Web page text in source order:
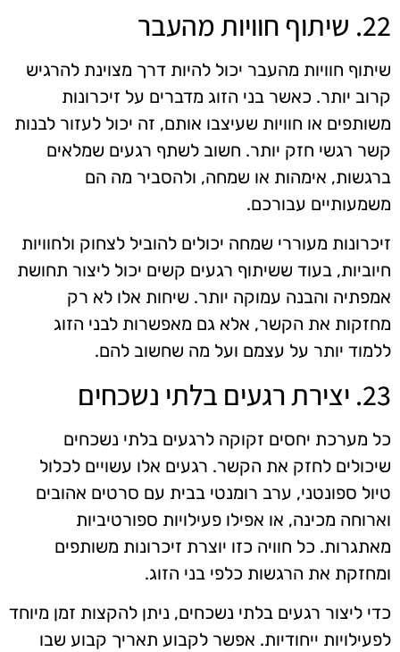
22. שיתוף חוויות מהעבר
שיתוף חוויות מהעבר יכול להיות דרך מצוינת להרגיש
קרוב יותר. כאשר בני הזוג מדברים על זיכרונות
משותפים או חוויות שעיצבו אותם, זה יכול לעזור לבנות
קשר רגשי חזק יותר. חשוב לשתף רגעים שמלאים
ברגשות, אימהות או שמחה, ולהסביר מה הם
משמעותיים עבורכם.
זיכרונות מעוררי שמחה יכולים להוביל לצחוק ולחוויות
חיוביות, בעוד ששיתוף רגעים קשים יכול ליצור תחושת
אמפתיה והבנה עמוקה יותר. שיחות אלו לא רק
מחזקות את הקשר, אלא גם מאפשרות לבני הזוג
ללמוד יותר על עצמם ועל מה שחשוב להם.
23. יצירת רגעים בלתי נשכחים
כל מערכת יחסים זקוקה לרגעים בלתי נשכחים
שיכולים לחזק את הקשר. רגעים אלו עשויים לכלול
טיול ספונטני, ערב רומנטי בבית עם סרטים אהובים
וארוחה מכינה, או אפילו פעילויות ספורטיביות
מאתגרות. כל חוויה כזו יוצרת זיכרונות משותפים
ומחזקת את הרגשות כלפי בני הזוג.
כדי ליצור רגעים בלתי נשכחים, ניתן להקצות זמן מיוחד
לפעילויות ייחודיות. אפשר לקבוע תאריך קבוע שבו